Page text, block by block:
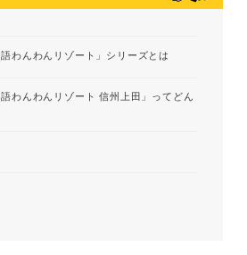
語わんわんリゾート」シリーズとは
語わんわんリゾート 信州上田」ってどん